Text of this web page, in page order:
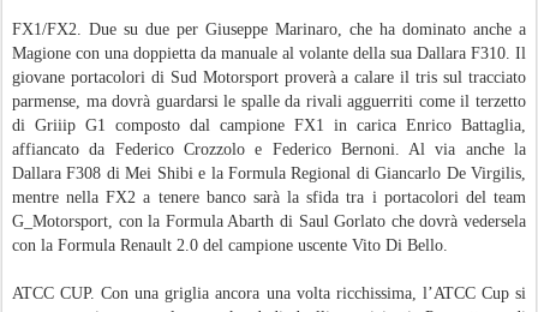
FX1/FX2. Due su due per Giuseppe Marinaro, che ha dominato anche a
Magione con una doppietta da manuale al volante della sua Dallara F310. Il
giovane portacolori di Sud Motorsport proverà a calare il tris sul tracciato
parmense, ma dovrà guardarsi le spalle da rivali agguerriti come il terzetto
di Griiip G1 composto dal campione FX1 in carica Enrico Battaglia,
affiancato da Federico Crozzolo e Federico Bernoni. Al via anche la
Dallara F308 di Mei Shibi e la Formula Regional di Giancarlo De Virgilis,
mentre nella FX2 a tenere banco sarà la sfida tra i portacolori del team
G_Motorsport, con la Formula Abarth di Saul Gorlato che dovrà vedersela
con la Formula Renault 2.0 del campione uscente Vito Di Bello.
ATCC CUP. Con una griglia ancora una volta ricchissima, l’ATCC Cup si